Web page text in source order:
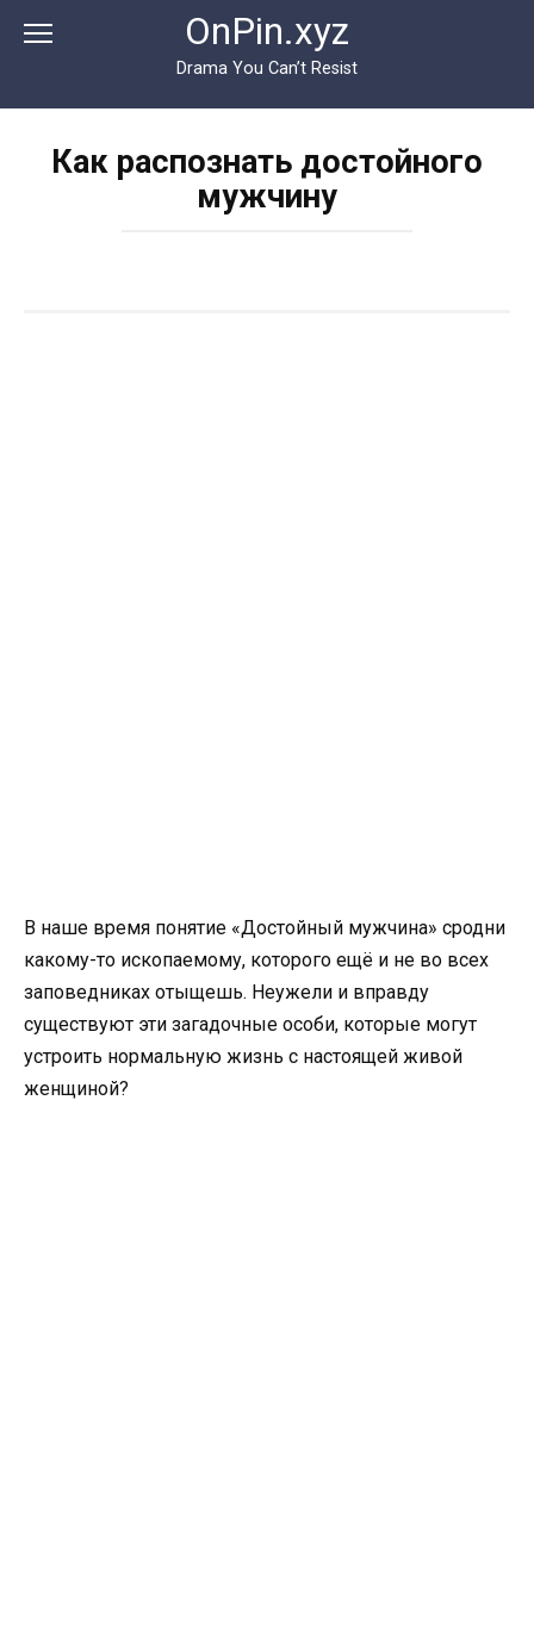
OnPin.xyz
Drama You Can’t Resist
Как распознать достойного
мужчину
В наше время понятие «Достойный мужчина» сродни
какому-то ископаемому, которого ещё и не во всех
заповедниках отыщешь. Неужели и вправду
существуют эти загадочные особи, которые могут
устроить нормальную жизнь с настоящей живой
женщиной?